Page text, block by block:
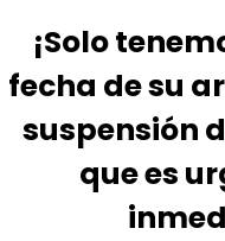
¡Solo
fecha de su
suspensión
que es